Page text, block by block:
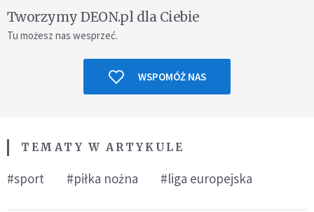
Tworzymy DEON.pl dla Ciebie
Tu możesz nas wesprzeć.
WSPOMÓŻ NAS
TEMATY W ARTYKULE
#sport #piłka nożna #liga europejska